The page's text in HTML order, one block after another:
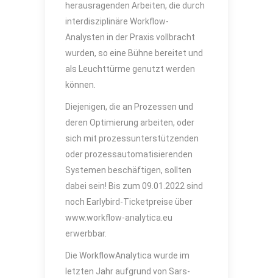
herausragenden Arbeiten, die durch
interdisziplinäre Workflow-
Analysten in der Praxis vollbracht
wurden, so eine Bühne bereitet und
als Leuchttürme genutzt werden
können.
Diejenigen, die an Prozessen und
deren Optimierung arbeiten, oder
sich mit prozessunterstützenden
oder prozessautomatisierenden
Systemen beschäftigen, sollten
dabei sein! Bis zum 09.01.2022 sind
noch Earlybird-Ticketpreise über
www.workflow-analytica.eu
erwerbbar.
Die WorkflowAnalytica wurde im
letzten Jahr aufgrund von Sars-